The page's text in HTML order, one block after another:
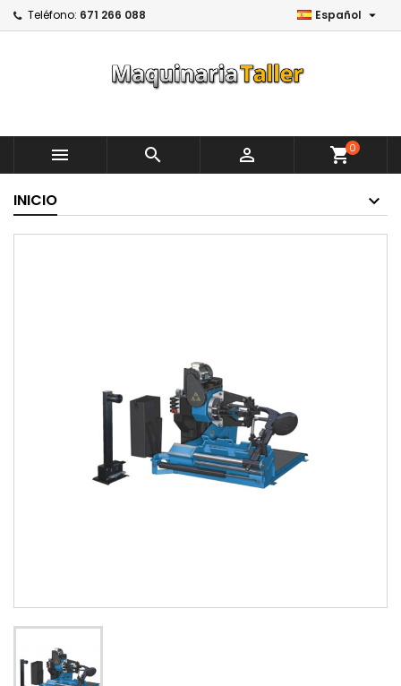
Teléfono: 671 266 088 Español 
   shopping_cart0
INICIO